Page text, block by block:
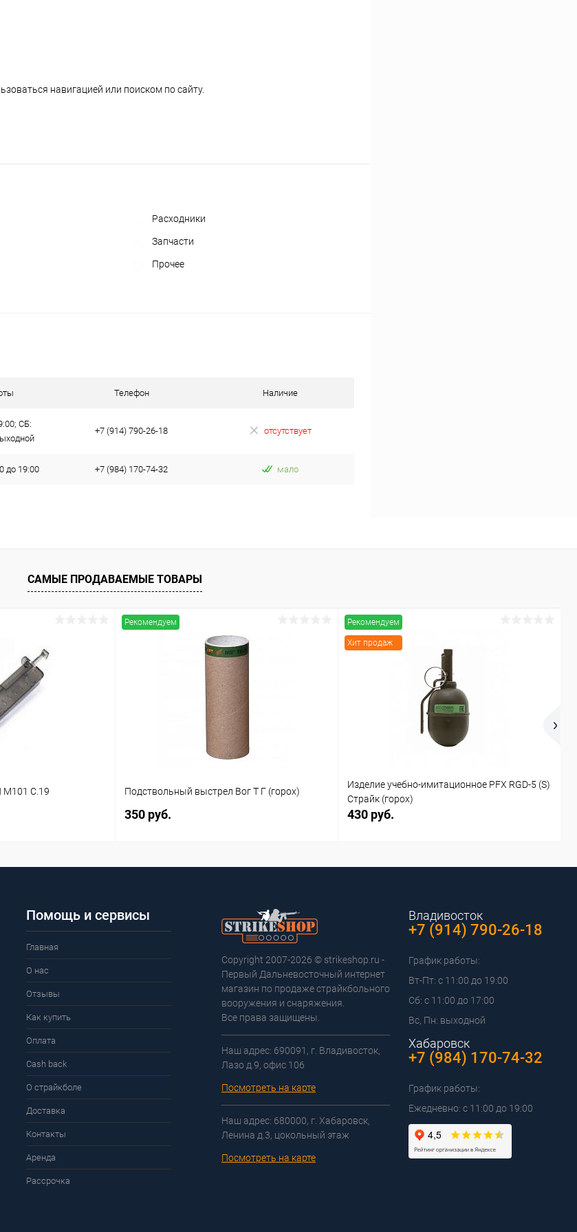
навигацией или поиском по сайту.
Расходники
Запчасти
Прочее
Телефон Наличие
СБ:
+7 (914) 790-26-18 отсутствует
до 19:00 +7 (984) 170-74-32 мало
САМЫЕ ПРОДАВАЕМЫЕ ТОВАРЫ
C.19
Рекомендуем
Подствольный выстрел Вог Т Г (горох)
350 руб.
Рекомендуем
Хит продаж
Изделие учебно-имитационное PFX RGD-5 (S)
Страйк (горох)
430 руб.
Помощь и сервисы
Главная
О нас
Отзывы
Как купить
Оплата
Cash back
О страйкболе
Доставка
Контакты
Аренда
Рассрочка
Copyright 2007-2026 © strikeshop.ru -
Первый Дальневосточный интернет
магазин по продаже страйкбольного
вооружения и снаряжения.
Все права защищены.
Наш адрес: 690091, г. Владивосток,
Лазо д.9, офис 106
Посмотреть на карте
Наш адрес: 680000, г. Хабаровск,
Ленина д.3, цокольный этаж
Посмотреть на карте
Владивосток
+7 (914) 790-26-18
График работы:
Вт-Пт: с 11:00 до 19:00
Сб: с 11:00 до 17:00
Вс, Пн: выходной
Хабаровск
+7 (984) 170-74-32
График работы:
Ежедневно: с 11:00 до 19:00